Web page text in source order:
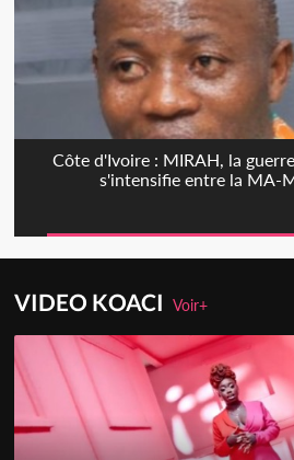
Côte d'Ivoire : MIRAH, la
s'intensifie entre la MA-
VIDEO KOACIVoir+